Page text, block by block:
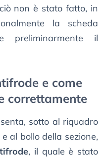
non è stato fatto, in
la scheda
preliminarmente il
e come
correttamente
sotto al riquadro
al bollo della sezione,
, il quale è stato